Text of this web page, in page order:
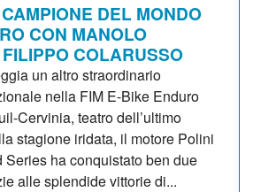
DEL MONDO
CON MANOLO
COLARUSSO
un altro straordinario
nella FIM E-Bike Enduro
Cervinia, teatro dell’ultimo
stagione iridata, il motore Polini
Series ha conquistato ben due
alle splendide vittorie di...